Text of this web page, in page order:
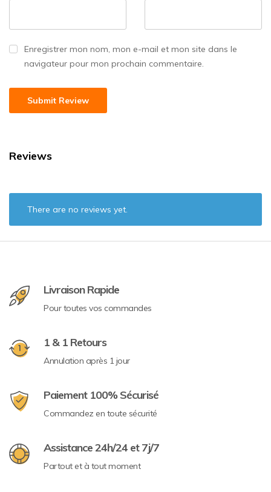
Enregistrer mon nom, mon e-mail et mon site dans le
navigateur pour mon prochain commentaire.
Reviews
There are no reviews yet.
Livraison Rapide
Pour toutes vos commandes
1 & 1 Retours
Annulation après 1 jour
Paiement 100% Sécurisé
Commandez en toute sécurité
Assistance 24h/24 et 7j/7
Partout et à tout moment